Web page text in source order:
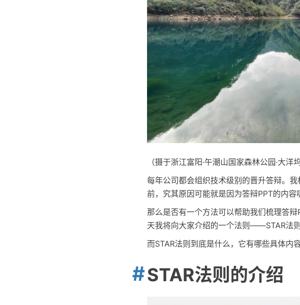
（摄于浙江富阳·午潮山国家森林公园·大洋
每年公司都会组织技术级别的晋升答辩。
前，究其原因可能就是因为答辩PPT的内容
那么是否有一个方法可以帮助我们梳理答
天我将向大家介绍的一个法则——STAR法则
而STAR法则到底是什么，它有哪些具体内
STAR法则的介绍